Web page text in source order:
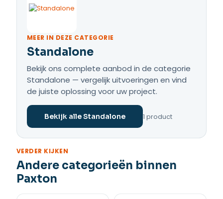
MEER IN DEZE CATEGORIE
Standalone
Bekijk ons complete aanbod in de categorie
Standalone — vergelijk uitvoeringen en vind
de juiste oplossing voor uw project.
Bekijk alle Standalone 1 product
VERDER KIJKEN
Andere categorieën binnen
Paxton